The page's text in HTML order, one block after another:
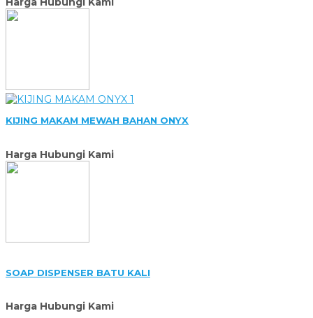
KIJING MAKAM MEWAH BAHAN ONYX
Harga Hubungi Kami
SOAP DISPENSER BATU KALI
Harga Hubungi Kami